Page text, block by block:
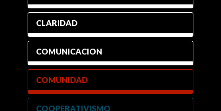
CLARIDAD
COMUNICACION
COMUNIDAD
COOPERATIVISMO